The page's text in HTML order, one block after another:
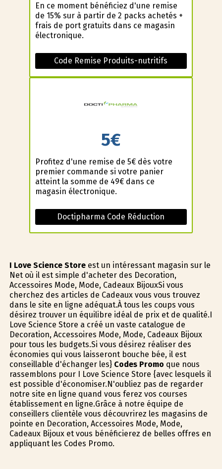
En ce moment bénéficiez d'une remise
de 15% sur à partir de 2 packs achetés +
frais de port gratuits dans ce magasin
électronique.
Code Remise Produits-nutritifs
5€
Profitez d'une remise de 5€ dès votre
premier commande si votre panier
atteint la somme de 49€ dans ce
magasin électronique.
Doctipharma Code Réduction
I Love Science Storeest un intéressant magasin sur le
Net où il est simple d'acheter des Decoration,
Accessoires Mode, Mode, Cadeaux BijouxSi vous
cherchez des articles de Cadeaux vous vous trouvez
dans le site en ligne adéquat.À tous les coups vous
désirez trouver un équilibre idéal de prix et de qualité.I
Love Science Store a créé un vaste catalogue de
Decoration, Accessoires Mode, Mode, Cadeaux Bijoux
pour tous les budgets.Si vous désirez réaliser des
économies qui vous laisseront bouche bée, il est
conseillable d'échanger les} Codes Promo que nous
rassemblons pour I Love Science Store {avec lesquels il
est possible d'économiser.N'oubliez pas de regarder
notre site en ligne quand vous ferez vos courses
établissement en ligne.Grâce à notre équipe de
conseillers clientèle vous découvrirez les magasins de
pointe en Decoration, Accessoires Mode, Mode,
Cadeaux Bijoux et vous bénéficierez de belles offres en
appliquant les Codes Promo.